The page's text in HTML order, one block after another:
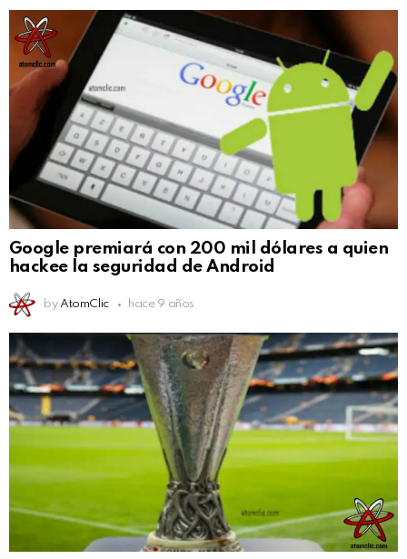
Google premiará con 200 mil dólares a quien
hackee la seguridad de Android
by AtomClic hace 9 años